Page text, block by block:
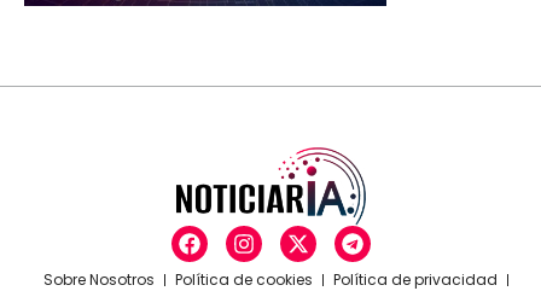
Sobre Nosotros Política de cookies
Política de privacidad